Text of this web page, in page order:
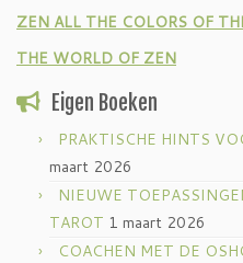
ZEN ALL THE COLORS OF
THE WORLD OF ZEN
Eigen Boeken
PRAKTISCHE HINTS
maart 2026
NIEUWE
TAROT 1 maart 2026
COACHEN MET DE